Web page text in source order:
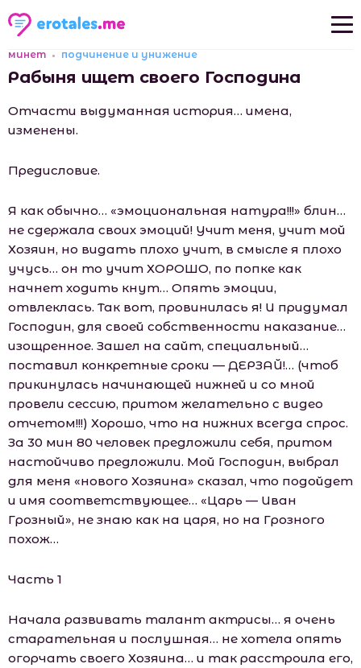
Новые рассказы
Популярные рассказы
минет подчинение и унижение
Рабыня ищет своего Господина
Отчасти выдуманная история… имена,
изменены.
Предисловие.
Я как обычно… «эмоциональная натура!!!» блин…
не сдержала своих эмоций! Учит меня, учит мой
Хозяин, но видать плохо учит, в смысле я плохо
учусь… он то учит ХОРОШО, по попке как
начнет ходить кнут… Опять эмоции,
отвлеклась. Так вот, провинилась я! И придумал
Господин, для своей собственности наказание…
изощренное. Зашел на сайт, специальный…
поставил конкретные сроки — ДЕРЗАЙ!… (чтоб
прикинулась начинающей нижней и со мной
провели сессию, притом желательно с видео
отчетом!!!) Хорошо, что на нижних всегда спрос.
За 30 мин 80 человек предложили себя, притом
настойчиво предложили. Мой Господин, выбрал
для меня «нового Хозяина» сказал, что подойдет
и имя соответствующее… «Царь — Иван
Грозный», не знаю как на царя, но на Грозного
похож…
Часть 1
Начала развивать талант актрисы… я очень
старательная и послушная… не хотела опять
огорчать своего Хозяина… и так расстроила его,